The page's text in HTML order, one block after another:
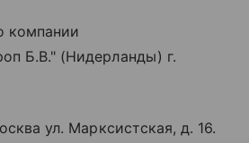
компании
Б.В." (Нидерланды) г.
ул. Марксистская, д. 16.